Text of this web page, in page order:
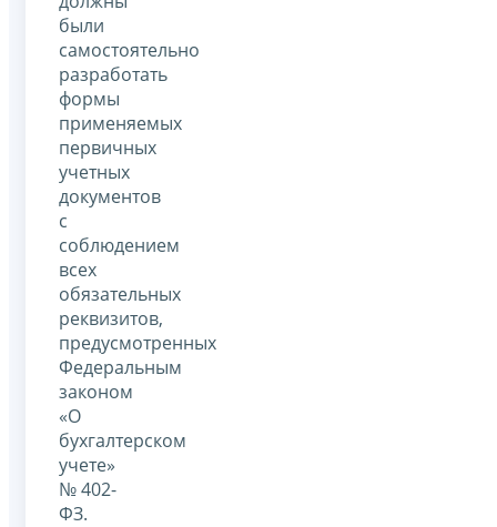
были
самостоятельно
разработать
формы
применяемых
первичных
учетных
документов
с
соблюдением
всех
обязательных
реквизитов,
предусмотренных
Федеральным
законом
«О
бухгалтерском
учете»
№ 402-
ФЗ.